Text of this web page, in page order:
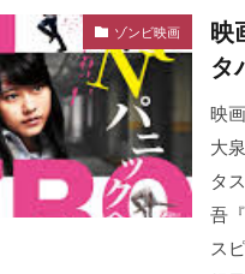
ゾンビ映画
映
タ
映
大
タ
吾
ス